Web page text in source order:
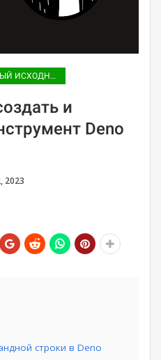
ОТКРЫТЫЙ ИСХОДНЫЙ КОД
и
Deno
2023
строки в Deno